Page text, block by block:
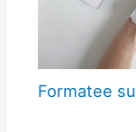
Formatee